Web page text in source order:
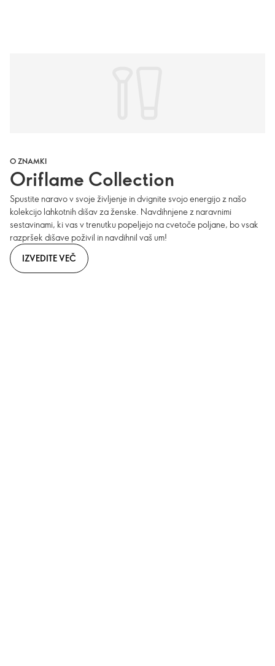
O ZNAMKI
Oriflame Collection
Spustite naravo v svoje življenje in dvignite svojo energijo z našo
kolekcijo lahkotnih dišav za ženske. Navdihnjene z naravnimi
sestavinami, ki vas v trenutku popeljejo na cvetoče poljane, bo vsak
razpršek dišave poživil in navdihnil vaš um!
IZVEDITE VEČ